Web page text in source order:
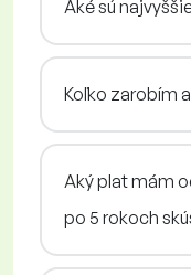
Aké sú
Koľko zarobím
Aký plat mám
po 5 rokoch